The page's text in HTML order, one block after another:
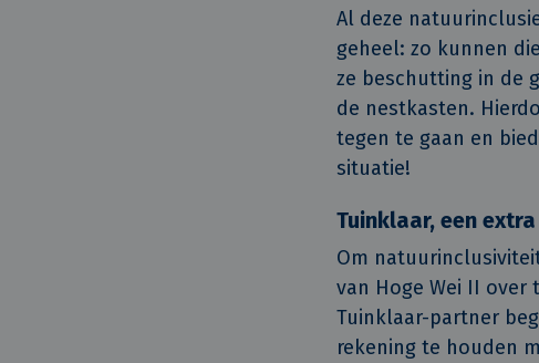
Al deze
geheel: zo kunnen
ze beschutting in de
de nestkasten.
tegen te gaan en
situatie!
Tuinklaar, een
Om
van Hoge Wei II over
Tuinklaar-partner
rekening te houden